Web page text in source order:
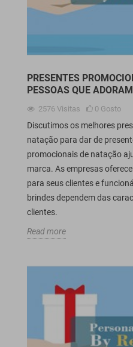
PRESENTES
PESSOAS QUE
2576 Visitas 0 Gosto
Discutimos os melhores
natação para dar de
promocionais de natação
marca. As empresas
para seus clientes e
brindes dependem das
clientes.
Read more